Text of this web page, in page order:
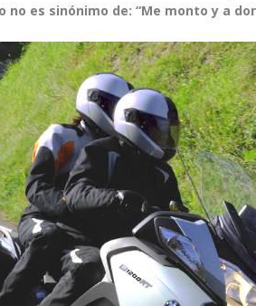
no es sinónimo de: “Me monto y a